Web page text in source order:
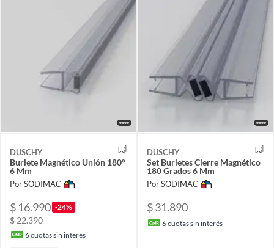
DUSCHY
Burlete Magnético Unión 180°
6 Mm
Por SODIMAC
$ 16.990 -24%
$ 22.390
6cuotas sin interés
DUSCHY
Set Burletes Cierre Magnético
180 Grados 6 Mm
Por SODIMAC
$ 31.890
6cuotas sin interés